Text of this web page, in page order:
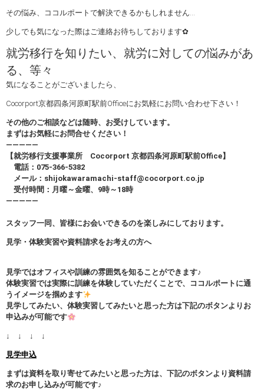
その悩み、ココルポートで解決できるかもしれません…
少しでも気になった際はご連絡お待ちしております✿
就労移行を知りたい、就労に対しての悩みがあ
る、等々
気になることがございましたら、
Cocorport京都四条河原町駅前Officeにお気軽にお問い合わせ下さい！
その他のご相談などは随時、お受けしています。
まずはお気軽にお問合せください！
—————
【就労移行支援事業所 Cocorport 京都四条河原町駅前Office】
電話：075-366-5382
メール：shijokawaramachi-staff@cocorport.co.jp
受付時間：月曜～金曜、9時～18時
—————
スタッフ一同、皆様にお会いできるのを楽しみにしております。
見学・体験実習や資料請求をお考えの方へ
見学ではオフィスや訓練の雰囲気を知ることができます♪
体験実習では実際に訓練を体験していただくことで、ココルポートに通
うイメージを掴めます
見学してみたい、体験実習してみたいと思った方は下記のボタンよりお
申込みが可能です
↓ ↓ ↓ ↓
見学申込
まずは資料を取り寄せてみたいと思った方は、下記のボタンより資料請
求のお申し込みが可能です♪